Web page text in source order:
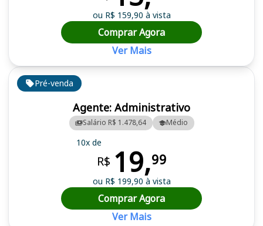
Pré-venda
Agente: Administrativo
Salário R$ 1.478,64 Médio
10x de
R$ 19,99
ou R$ 199,90 à vista
Comprar Agora
Ver Mais
ou R$ 159,90 à vista
Comprar Agora
Ver Mais